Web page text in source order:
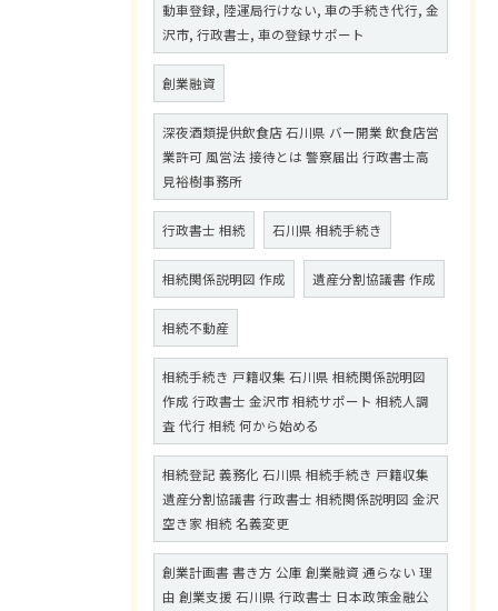
動車登録, 陸運局行けない, 車の手続き代行, 金
沢市, 行政書士, 車の登録サポート
創業融資
深夜酒類提供飲食店 石川県 バー開業 飲食店営
業許可 風営法 接待とは 警察届出 行政書士高
見裕樹事務所
行政書士 相続 石川県 相続手続き
相続関係説明図 作成 遺産分割協議書 作成
相続不動産
相続手続き 戸籍収集 石川県 相続関係説明図
作成 行政書士 金沢市 相続サポート 相続人調
査 代行 相続 何から始める
相続登記 義務化 石川県 相続手続き 戸籍収集
遺産分割協議書 行政書士 相続関係説明図 金沢
空き家 相続 名義変更
創業計画書 書き方 公庫 創業融資 通らない 理
由 創業支援 石川県 行政書士 日本政策金融公